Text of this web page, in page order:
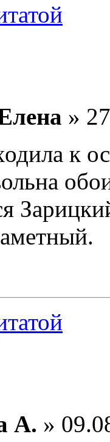
»
к
А. »